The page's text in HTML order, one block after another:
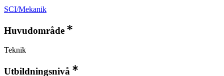
SCI/Mekanik
Huvudområde
Teknik
Utbildningsnivå